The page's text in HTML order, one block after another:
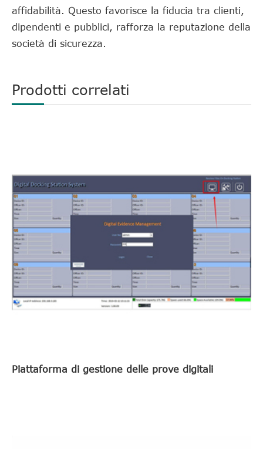
affidabilità. Questo favorisce la fiducia tra clienti,
dipendenti e pubblici, rafforza la reputazione della
società di sicurezza.
Prodotti correlati
Piattaforma di gestione delle prove digitali